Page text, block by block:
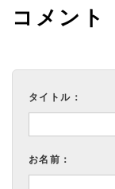
コメント
タイトル：
お名前：